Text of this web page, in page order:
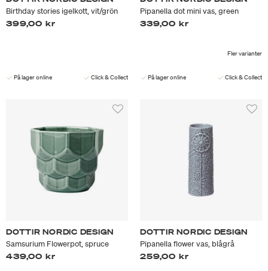
Birthday stories igelkott, vit/grön
399,00 kr
På lager online Click & Collect
Pipanella dot mini vas, green
339,00 kr
Fler varianter
På lager online Click & Collect
DOTTIR NORDIC DESIGN
Samsurium Flowerpot, spruce
439,00 kr
DOTTIR NORDIC DESIGN
Pipanella flower vas, blågrå
259,00 kr